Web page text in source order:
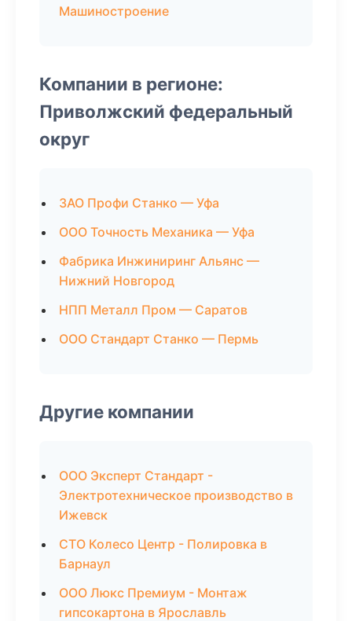
Машиностроение
Компании в регионе:
Приволжский федеральный
округ
ЗАО Профи Станко — Уфа
ООО Точность Механика — Уфа
Фабрика Инжиниринг Альянс —
Нижний Новгород
НПП Металл Пром — Саратов
ООО Стандарт Станко — Пермь
Другие компании
ООО Эксперт Стандарт -
Электротехническое производство в
Ижевск
СТО Колесо Центр - Полировка в
Барнаул
ООО Люкс Премиум - Монтаж
гипсокартона в Ярославль